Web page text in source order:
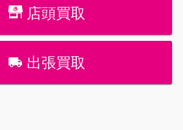
店頭買取
出張買取